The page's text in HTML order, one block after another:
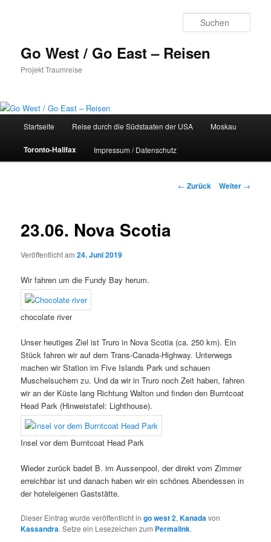
Go West / Go East – Reisen
Projekt Traumreise
Startseite Reise durch die Südstaaten der USA Moskau
Toronto-Halifax Impressum / Datenschutz
Beitragsnavigation
← Zurück Weiter →
23.06. Nova Scotia
Veröffentlicht am24. Juni 2019
Wir fahren um die Fundy Bay herum.
chocolate river
Unser heutiges Ziel ist Truro in Nova Scotia (ca. 250 km). Ein
Stück fahren wir auf dem Trans-Canada-Highway. Unterwegs
machen wir Station im Five Islands Park und schauen
Muschelsuchern zu. Und da wir in Truro noch Zeit haben, fahren
wir an der Küste lang Richtung Walton und finden den Burntcoat
Head Park (Hinweistafel: Lighthouse).
Insel vor dem Burntcoat Head Park
Wieder zurück badet B. im Aussenpool, der direkt vom Zimmer
erreichbar ist und danach haben wir ein schönes Abendessen in
der hoteleigenen Gaststätte.
Dieser Eintrag wurde veröffentlicht ingo west 2,Kanadavon
Kassandra. Setze ein Lesezeichen zum Permalink.